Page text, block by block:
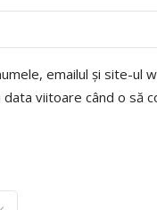
emailul și site-ul
viitoare când o să